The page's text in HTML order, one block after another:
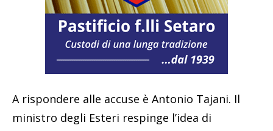
A rispondere alle accuse è Antonio Tajani. Il
ministro degli Esteri respinge l’idea di